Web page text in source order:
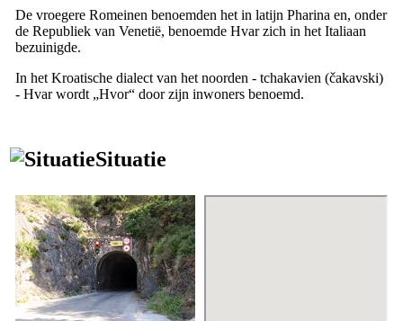
De vroegere Romeinen benoemden het in latijn Pharina en, onder
de Republiek van Venetië, benoemde Hvar zich in het Italiaan
bezuinigde.
In het Kroatische dialect van het noorden - tchakavien (čakavski)
- Hvar wordt „Hvor“ door zijn inwoners benoemd.
Situatie